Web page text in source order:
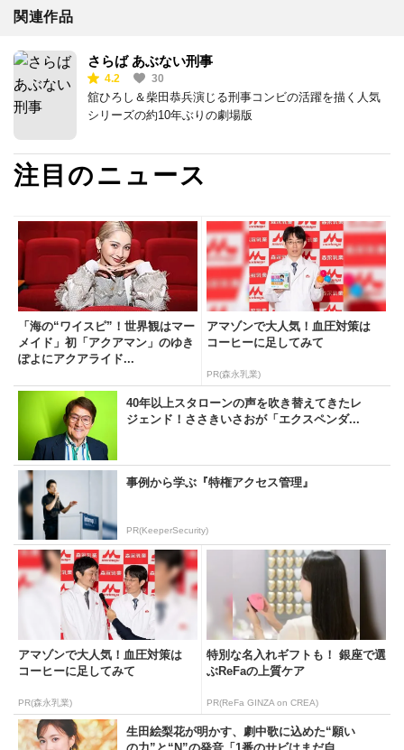
関連作品
さらば あぶない刑事
4.2 30
舘ひろし＆柴田恭兵演じる刑事コンビの活躍を描く人気
シリーズの約10年ぶりの劇場版
注目のニュース
「海の“ワイスピ”！世界観はマー
メイド」初「アクアマン」のゆき
ぽよにアクアライド...
アマゾンで大人気！血圧対策は
コーヒーに足してみて
PR(森永乳業)
40年以上スタローンの声を吹き替えてきたレ
ジェンド！ささきいさおが「エクスペンダ...
事例から学ぶ『特権アクセス管理』
PR(KeeperSecurity)
アマゾンで大人気！血圧対策は
コーヒーに足してみて
PR(森永乳業)
特別な名入れギフトも！ 銀座で選
ぶReFaの上質ケア
PR(ReFa GINZA on CREA)
生田絵梨花が明かす、劇中歌に込めた“願い